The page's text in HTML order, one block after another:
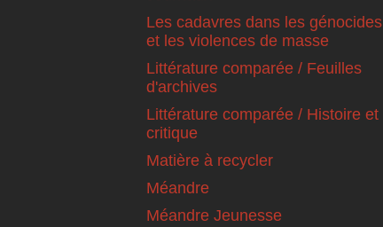
Les cadavres dans les génocides
et les violences de masse
Littérature comparée / Feuilles
d'archives
Littérature comparée / Histoire et
critique
Matière à recycler
Méandre
Méandre Jeunesse